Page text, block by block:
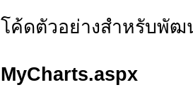
โค้ดตัวอย่างสำหรับพัฒ
MyCharts.aspx